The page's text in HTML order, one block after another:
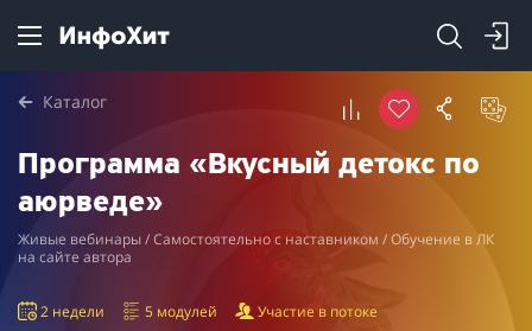
Каталог
Программа «Вкусный детокс по
аюрведе»
Живые вебинары / Самостоятельно с наставником / Обучение в ЛК
на сайте автора
2 недели 5 модулей Участие в потоке